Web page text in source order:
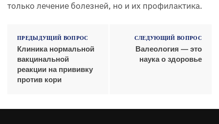
только лечение болезней, но и их профилактика.
ПРЕДЫДУЩИЙ ВОПРОС
Клиника нормальной
вакцинальной
реакции на прививку
против кори
СЛЕДУЮЩИЙ ВОПРОС
Валеология — это
наука о здоровье